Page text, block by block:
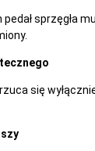
sprzęgła
się